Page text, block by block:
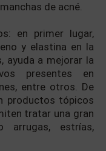
de acné.
en primer lugar,
y elastina en la
ayuda a mejorar la
presentes en
entre otros. De
productos tópicos
tratar una gran
arrugas, estrías,